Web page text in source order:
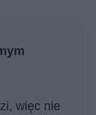
więc nie